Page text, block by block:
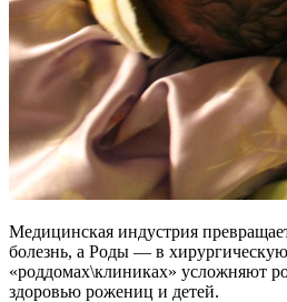
Медицинская индустрия
болезнь, а Роды — в
«роддомах\клиниках» усложняют
здоровью рожениц и детей.